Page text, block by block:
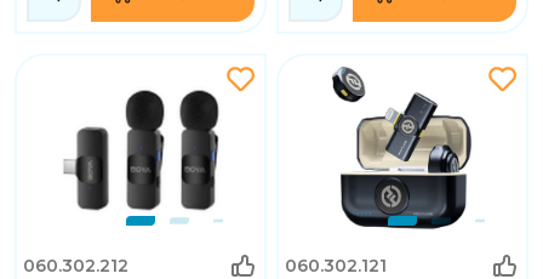
060.302.212 060.302.121